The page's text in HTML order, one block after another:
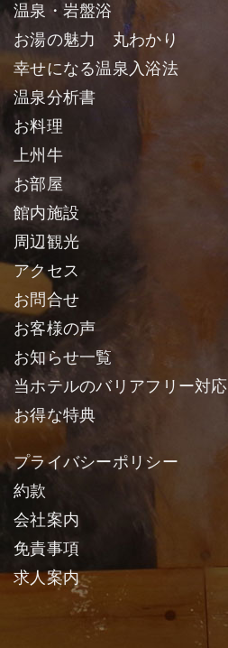
温泉・岩盤浴
お湯の魅力 丸わかり
幸せになる温泉入浴法
温泉分析書
お料理
上州牛
お部屋
館内施設
周辺観光
アクセス
お問合せ
お客様の声
お知らせ一覧
当ホテルのバリアフリー対応
お得な特典
プライバシーポリシー
約款
会社案内
免責事項
求人案内